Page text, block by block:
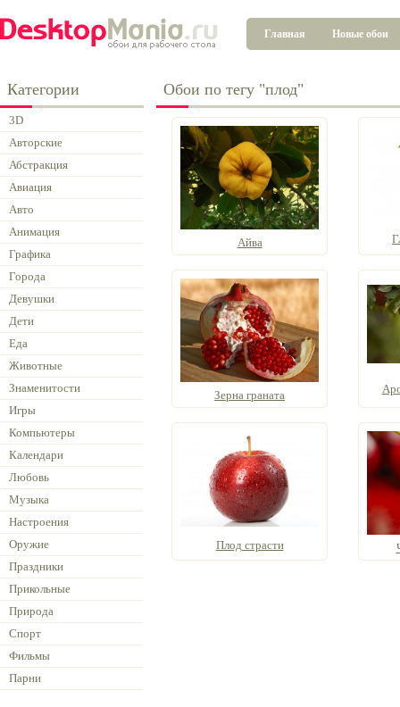
Главная Новые обои
Категории
3D
Авторские
Абстракция
Авиация
Авто
Анимация
Графика
Города
Девушки
Дети
Еда
Животные
Знаменитости
Игры
Компьютеры
Календари
Любовь
Музыка
Настроения
Оружие
Праздники
Прикольные
Природа
Спорт
Фильмы
Парни
Обои по тегу "плод"
Айва
Зерна граната
Плод страсти